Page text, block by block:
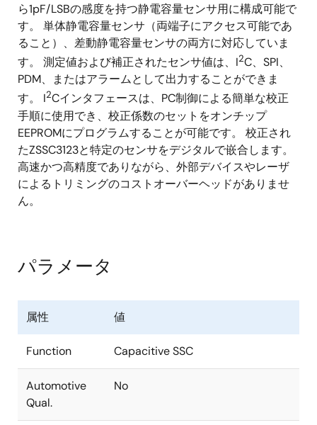
ら1pF/LSBの感度を持つ静電容量センサ用に構成可能で
す。 単体静電容量センサ（両端子にアクセス可能であ
ること）、差動静電容量センサの両方に対応していま
す。 測定値および補正されたセンサ値は、I2C、SPI、
PDM、またはアラームとして出力することができま
す。 I2Cインタフェースは、PC制御による簡単な校正
手順に使用でき、校正係数のセットをオンチップ
EEPROMにプログラムすることが可能です。 校正され
たZSSC3123と特定のセンサをデジタルで嵌合します。
高速かつ高精度でありながら、外部デバイスやレーザ
によるトリミングのコストオーバーヘッドがありませ
ん。
パラメータ
属性 値
Function Capacitive SSC
Automotive
Qual.
No